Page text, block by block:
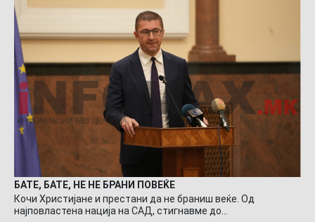
БАТЕ, БАТЕ, НЕ НЕ БРАНИ ПОВЕЌЕ
Кочи Христијане и престани да не браниш веќе. Од
најповластена нација на САД, стигнавме до…